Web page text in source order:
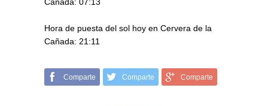
Cañada: 07:13
Hora de puesta del sol hoy en Cervera de la
Cañada: 21:11
Comparte Comparte Comparte